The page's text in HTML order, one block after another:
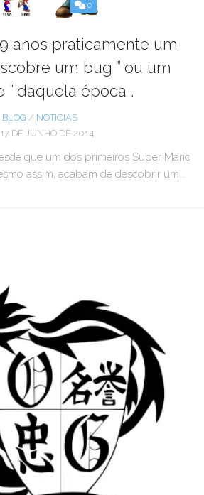
0
anos praticamente um
um bug ” ou um
” daquela época .
BLOG / NOTICIAS
17 DE JUNHO DE 2014
que um dos primeiros Super Mario
assim, acabam de descobrir um...